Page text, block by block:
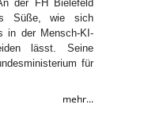
der FH Bielefeld
Süße, wie sich
in der Mensch-KI-
lässt. Seine
für
mehr...